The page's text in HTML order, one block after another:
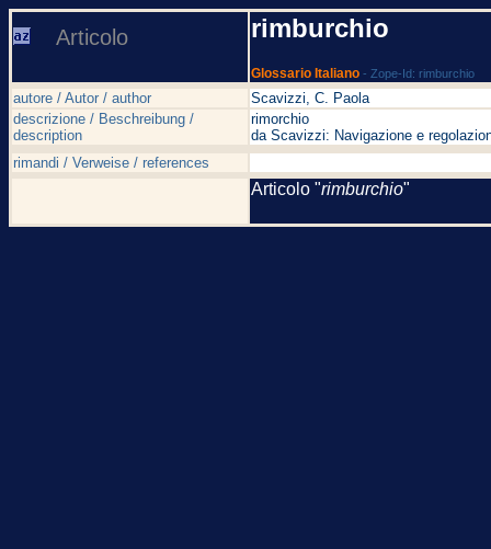
Articolo rimburchio
Glossario Italiano - Zope-Id: rimburchio
autore / Autor / author
Scavizzi, C. Paola
descrizione / Beschreibung /
description
rimorchio
da Scavizzi: Navigazione e
rimandi / Verweise / references
Articolo "rimburchio"